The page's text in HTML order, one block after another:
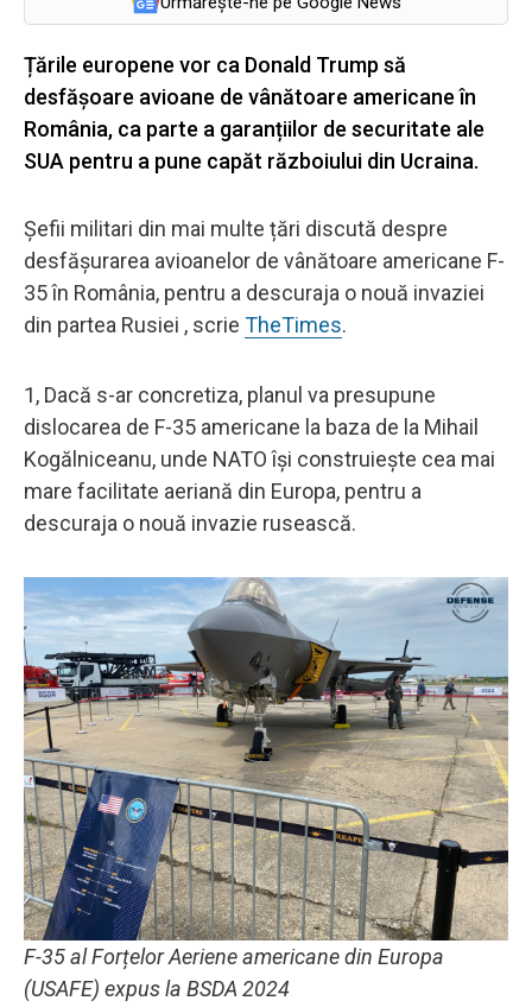
Țările europene vor ca Donald Trump să
desfășoare avioane de vânătoare americane în
România, ca parte a garanțiilor de securitate ale
SUA pentru a pune capăt războiului din Ucraina.
Șefii militari din mai multe țări discută despre
desfășurarea avioanelor de vânătoare americane F-
35 în România, pentru a descuraja o nouă invaziei
din partea Rusiei , scrie TheTimes.
1, Dacă s-ar concretiza, planul va presupune
dislocarea de F-35 americane la baza de la Mihail
Kogălniceanu, unde NATO își construiește cea mai
mare facilitate aeriană din Europa, pentru a
descuraja o nouă invazie rusească.
F-35 al Forțelor Aeriene americane din Europa
(USAFE) expus la BSDA 2024